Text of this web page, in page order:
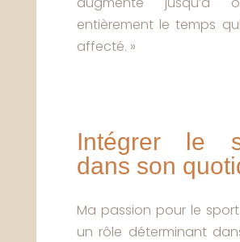
entièrement le temps
affecté. »
Intégrer le
dans son
Ma passion pour le
un rôle déterminant